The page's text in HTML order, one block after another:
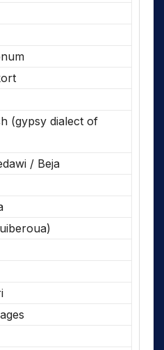
(gypsy dialect of
/ Beja